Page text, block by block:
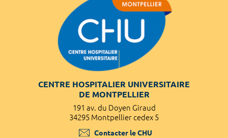
CENTRE HOSPITALIER UNIVERSITAIRE
DE MONTPELLIER
191 av. du Doyen Giraud
34295 Montpellier cedex 5
Contacter le CHU